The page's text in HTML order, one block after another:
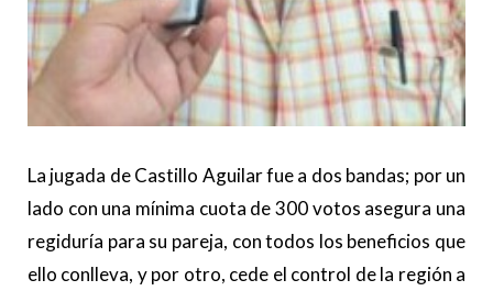
La jugada de Castillo Aguilar fue a dos bandas; por un
lado con una mínima cuota de 300 votos asegura una
regiduría para su pareja, con todos los beneficios que
ello conlleva, y por otro, cede el control de la región a